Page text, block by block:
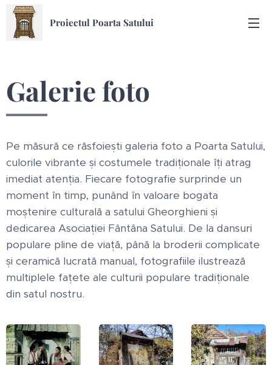
Proiectul Poarta Satului
Galerie foto
Pe măsură ce răsfoiești galeria foto a Poarta Satului,
culorile vibrante și costumele tradiționale îți atrag
imediat atenția. Fiecare fotografie surprinde un
moment în timp, punând în valoare bogata
moștenire culturală a satului Gheorghieni și
dedicarea Asociației Fântâna Satului. De la dansuri
populare pline de viață, până la broderii complicate
și ceramică lucrată manual, fotografiile ilustrează
multiplele fațete ale culturii populare tradiționale
din satul nostru.